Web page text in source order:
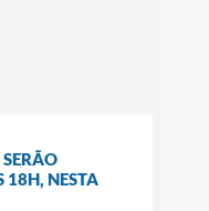
18H, NESTA